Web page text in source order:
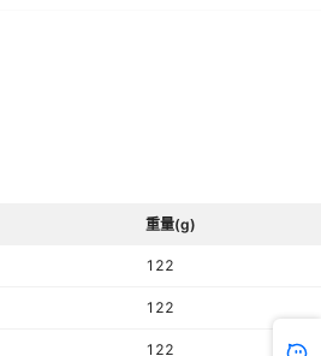
重量(g)
122
122
122